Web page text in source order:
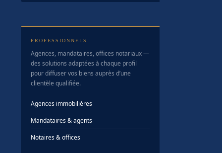
PROFESSIONNELS
Agences, mandataires, offices notariaux —
des solutions adaptées à chaque profil
pour diffuser vos biens auprès d’une
clientèle qualifiée.
Agences immobilières
Mandataires & agents
Notaires & offices